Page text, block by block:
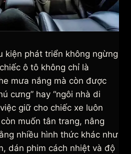
kiện phát triển không ngừng
ô tô không chỉ là
mưa nắng mà còn được
cưng” hay “ngôi nhà di
giữ cho chiếc xe luôn
muốn tân trang, nâng
nhiều hình thức khác như
dán phim cách nhiệt và độ